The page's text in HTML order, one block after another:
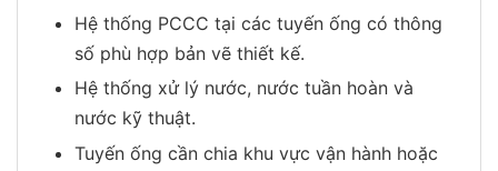
Hệ thống PCCC tại các tuyến ống có thông
số phù hợp bản vẽ thiết kế.
Hệ thống xử lý nước, nước tuần hoàn và
nước kỹ thuật.
Tuyến ống cần chia khu vực vận hành hoặc